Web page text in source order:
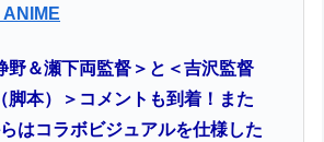
野＆瀬下両監督＞と＜吉沢監督
脚本）＞コメントも到着！また
はコラボビジュアルを仕様した